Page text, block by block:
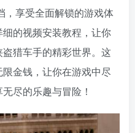
，享受全面解锁的游戏体
的视频安装教程，让你
猎车手的精彩世界。这
金钱，让你在游戏中尽
尽的乐趣与冒险！